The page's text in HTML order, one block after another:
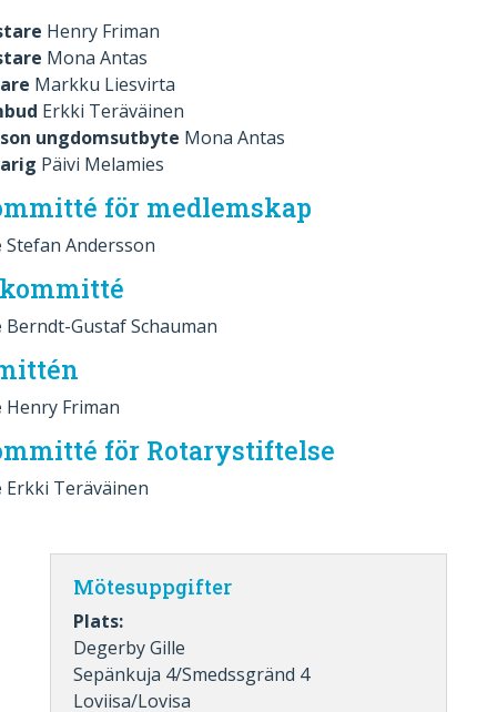
Henry Friman
Mona Antas
Markku Liesvirta
Erkki Teräväinen
ungdomsutbyte Mona Antas
Päivi Melamies
för medlemskap
Stefan Andersson
Berndt-Gustaf Schauman
Henry Friman
för Rotarystiftelse
Erkki Teräväinen
Mötesuppgifter
Plats:
Degerby Gille
Sepänkuja 4/Smedssgränd 4
Loviisa/Lovisa